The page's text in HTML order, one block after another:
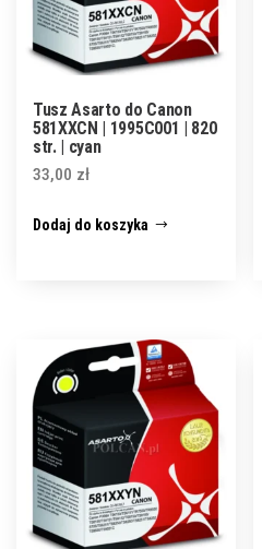
Tusz Asarto do Canon
581XXCN | 1995C001 | 820
str. | cyan
33,00 zł
Dodaj do koszyka